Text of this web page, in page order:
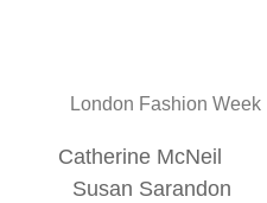
Susan Sarandon
Catherine McNeil
London Fashion Week